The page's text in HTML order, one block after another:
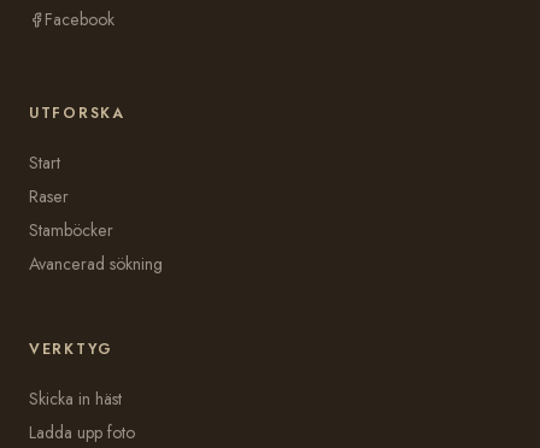
Facebook
UTFORSKA
Start
Raser
Stamböcker
Avancerad sökning
VERKTYG
Skicka in häst
Ladda upp foto